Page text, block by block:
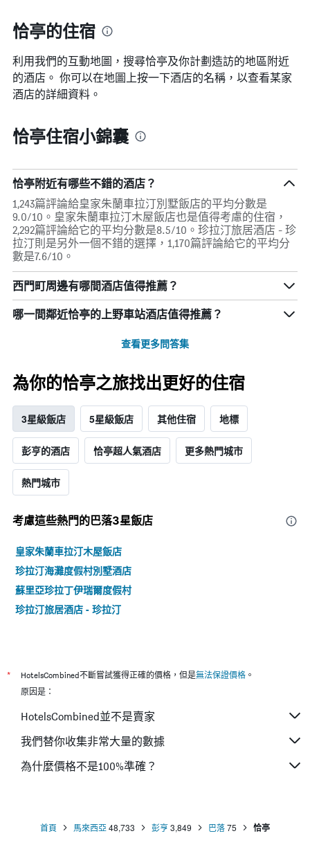
恰亭的住宿
利用我們的互動地圖，搜尋恰亭​及你計劃造訪的地區附近
的酒店。 你可以在地圖上按一下酒店的名稱，以查看某家
酒店的詳細資料。
恰亭住宿小錦囊
恰亭附近有哪些不錯的酒店？
1,243篇評論給皇家朱蘭車拉汀別墅飯店的平均分數是
9.0/10。皇家朱蘭車拉汀木屋飯店也是值得考慮的住宿，
2,292篇評論給它的平均分數是8.5/10。珍拉汀旅居酒店 - 珍
拉汀則是另外一個不錯的選擇，1,170篇評論給它的平均分
數是7.6/10。
西門町周邊有哪間酒店值得推薦？
哪一間鄰近恰亭的上野車站酒店值得推薦？
查看更多問答集
為你的恰亭之旅找出更好的住宿
3星級飯店 5星級飯店 其他住宿 地標
彭亨的酒店 恰亭超人氣酒店 更多熱門城市
熱門城市
考慮這些熱門的巴落3星​飯店
皇家朱蘭車拉汀木屋飯店
珍拉汀海灘度假村別墅酒店
蘇里亞珍拉丁伊瑞爾度假村
珍拉汀旅居酒店 - 珍拉汀
* HotelsCombined不斷嘗試獲得正確的價格，但是無法保證價格 。
原因是：
HotelsCombined並不是賣家
我們替你收集非常大量的數據
為什麼價格不是100%準確？
首頁 馬來西亞 48,733 彭亨3,849 巴落75 恰亭